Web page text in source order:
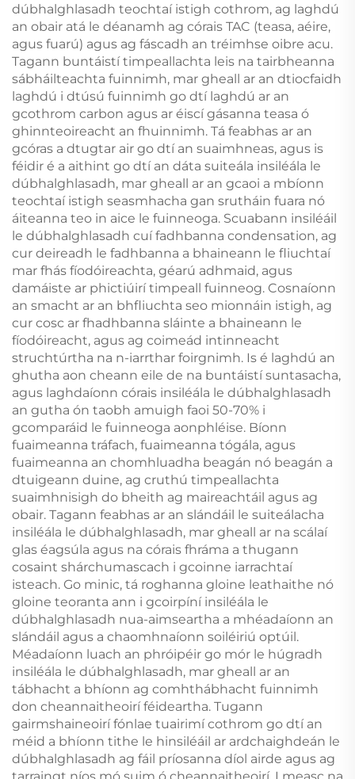
dúbhalghlasadh teochtaí istigh cothrom, ag laghdú
an obair atá le déanamh ag córais TAC (teasa, aéire,
agus fuarú) agus ag fáscadh an tréimhse oibre acu.
Tagann buntáistí timpeallachta leis na tairbheanna
sábháilteachta fuinnimh, mar gheall ar an dtiocfaidh
laghdú i dtúsú fuinnimh go dtí laghdú ar an
gcothrom carbon agus ar éiscí gásanna teasa ó
ghinnteoireacht an fhuinnimh. Tá feabhas ar an
gcóras a dtugtar air go dtí an suaimhneas, agus is
féidir é a aithint go dtí an dáta suiteála insiléála le
dúbhalghlasadh, mar gheall ar an gcaoi a mbíonn
teochtaí istigh seasmhacha gan srutháin fuara nó
áiteanna teo in aice le fuinneoga. Scuabann insiléáil
le dúbhalghlasadh cuí fadhbanna condensation, ag
cur deireadh le fadhbanna a bhaineann le fliuchtaí
mar fhás fíodóireachta, géarú adhmaid, agus
damáiste ar phictiúirí timpeall fuinneog. Cosnaíonn
an smacht ar an bhfliuchta seo mionnáin istigh, ag
cur cosc ar fhadhbanna sláinte a bhaineann le
fíodóireacht, agus ag coimeád intinneacht
struchtúrtha na n-iarrthar foirgnimh. Is é laghdú an
ghutha aon cheann eile de na buntáistí suntasacha,
agus laghdaíonn córais insiléála le dúbhalghlasadh
an gutha ón taobh amuigh faoi 50-70% i
gcomparáid le fuinneoga aonphléise. Bíonn
fuaimeanna tráfach, fuaimeanna tógála, agus
fuaimeanna an chomhluadha beagán nó beagán a
dtuigeann duine, ag cruthú timpeallachta
suaimhnisigh do bheith ag maireachtáil agus ag
obair. Tagann feabhas ar an slándáil le suiteálacha
insiléála le dúbhalghlasadh, mar gheall ar na scálaí
glas éagsúla agus na córais fhráma a thugann
cosaint shárchumascach i gcoinne iarrachtaí
isteach. Go minic, tá roghanna gloine leathaithe nó
gloine teoranta ann i gcoirpíní insiléála le
dúbhalghlasadh nua-aimseartha a mhéadaíonn an
slándáil agus a chaomhnaíonn soiléiriú optúil.
Méadaíonn luach an phróipéir go mór le húgradh
insiléála le dúbhalghlasadh, mar gheall ar an
tábhacht a bhíonn ag comhthábhacht fuinnimh
don cheannaitheoirí féideartha. Tugann
gairmshaineoirí fónlae tuairimí cothrom go dtí an
méid a bhíonn tithe le hinsiléáil ar ardchaighdeán le
dúbhalghlasadh ag fáil príosanna díol airde agus ag